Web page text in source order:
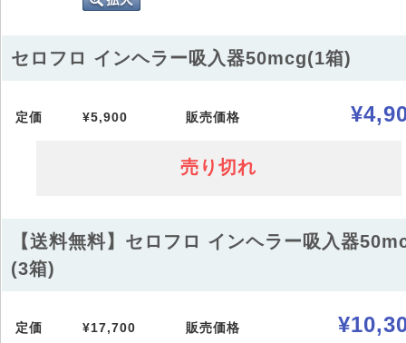
セロフロ インヘラー吸入器50mcg(1箱)
定価 ¥5,900 販売価格
売り切れ
【送料無料】セロフロ インヘラー吸入器
(3箱)
定価 ¥17,700 販売価格